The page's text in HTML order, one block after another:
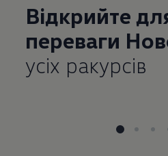
Відкрийте
переваги
усіх ракурсів